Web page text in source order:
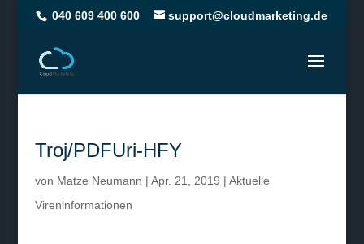
040 609 400 600 support@cloudmarketing.de
Troj/PDFUri-HFY
von Matze Neumann | Apr. 21, 2019 | Aktuelle
Vireninformationen